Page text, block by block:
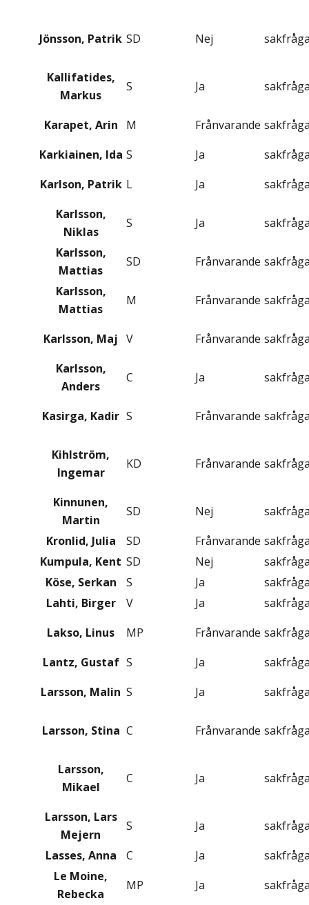
Jönsson, Patrik SD Nej
Kallifatides,
Markus
S Ja
Karapet, Arin M Frånvarande
Karkiainen, Ida S Ja
Karlson, Patrik L Ja
Karlsson,
Niklas
S Ja
Karlsson,
Mattias
SD Frånvarande
Karlsson,
Mattias
M Frånvarande
Karlsson, Maj V Frånvarande
Karlsson,
Anders
C Ja
Kasirga, Kadir S Frånvarande
Kihlström,
Ingemar
KD Frånvarande
Kinnunen,
Martin
SD Nej
Kronlid, Julia
SD Frånvarande
Kumpula, Kent SD Nej
Köse, Serkan
S Ja
Lahti, Birger
V Ja
Lakso, Linus
MP Frånvarande
Lantz, Gustaf S Ja
Larsson, Malin S Ja
Larsson, Stina C Frånvarande
Larsson,
Mikael
C Ja
Larsson, Lars
Mejern
S Ja
Lasses, Anna
C Ja
Le Moine,
Rebecka
MP Ja